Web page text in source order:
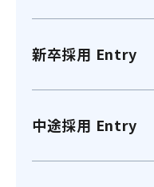
新卒採用 Entry
中途採用 Entry